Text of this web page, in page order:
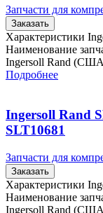
Запчасти для
Заказать
Характеристики
Наименование
Ingersoll Rand
Подробнее
Ingersoll Rand
SLT10681
Запчасти для
Заказать
Характеристики
Наименование
Ingersoll Rand